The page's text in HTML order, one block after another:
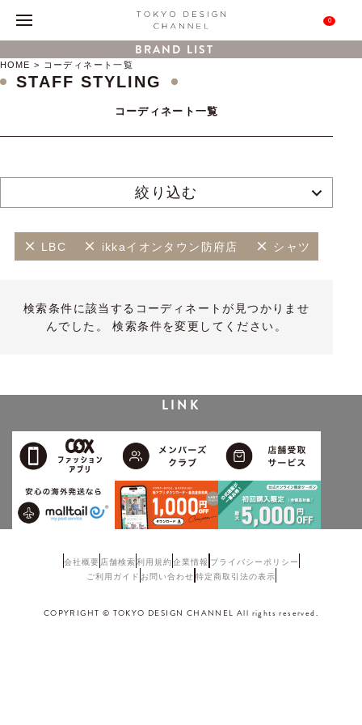
0
BRAND LIST
HOME コーディネート一覧
STAFF STYLING
コーディネート一覧
絞り込む
LBC ikkaイオンタウン防府店 シャツ
検索条件に該当するコーディネートが見つかりませ
んでした。 検索条件を変更してください。
LINK
会社概要 店舗検索利用規約企業情報 プライバシーポリシー
ご利用ガイド お問い合わせ 特定商取引法の表示
COPYRIGHT © TOKYO DESIGN CHANNEL All rights reserved.